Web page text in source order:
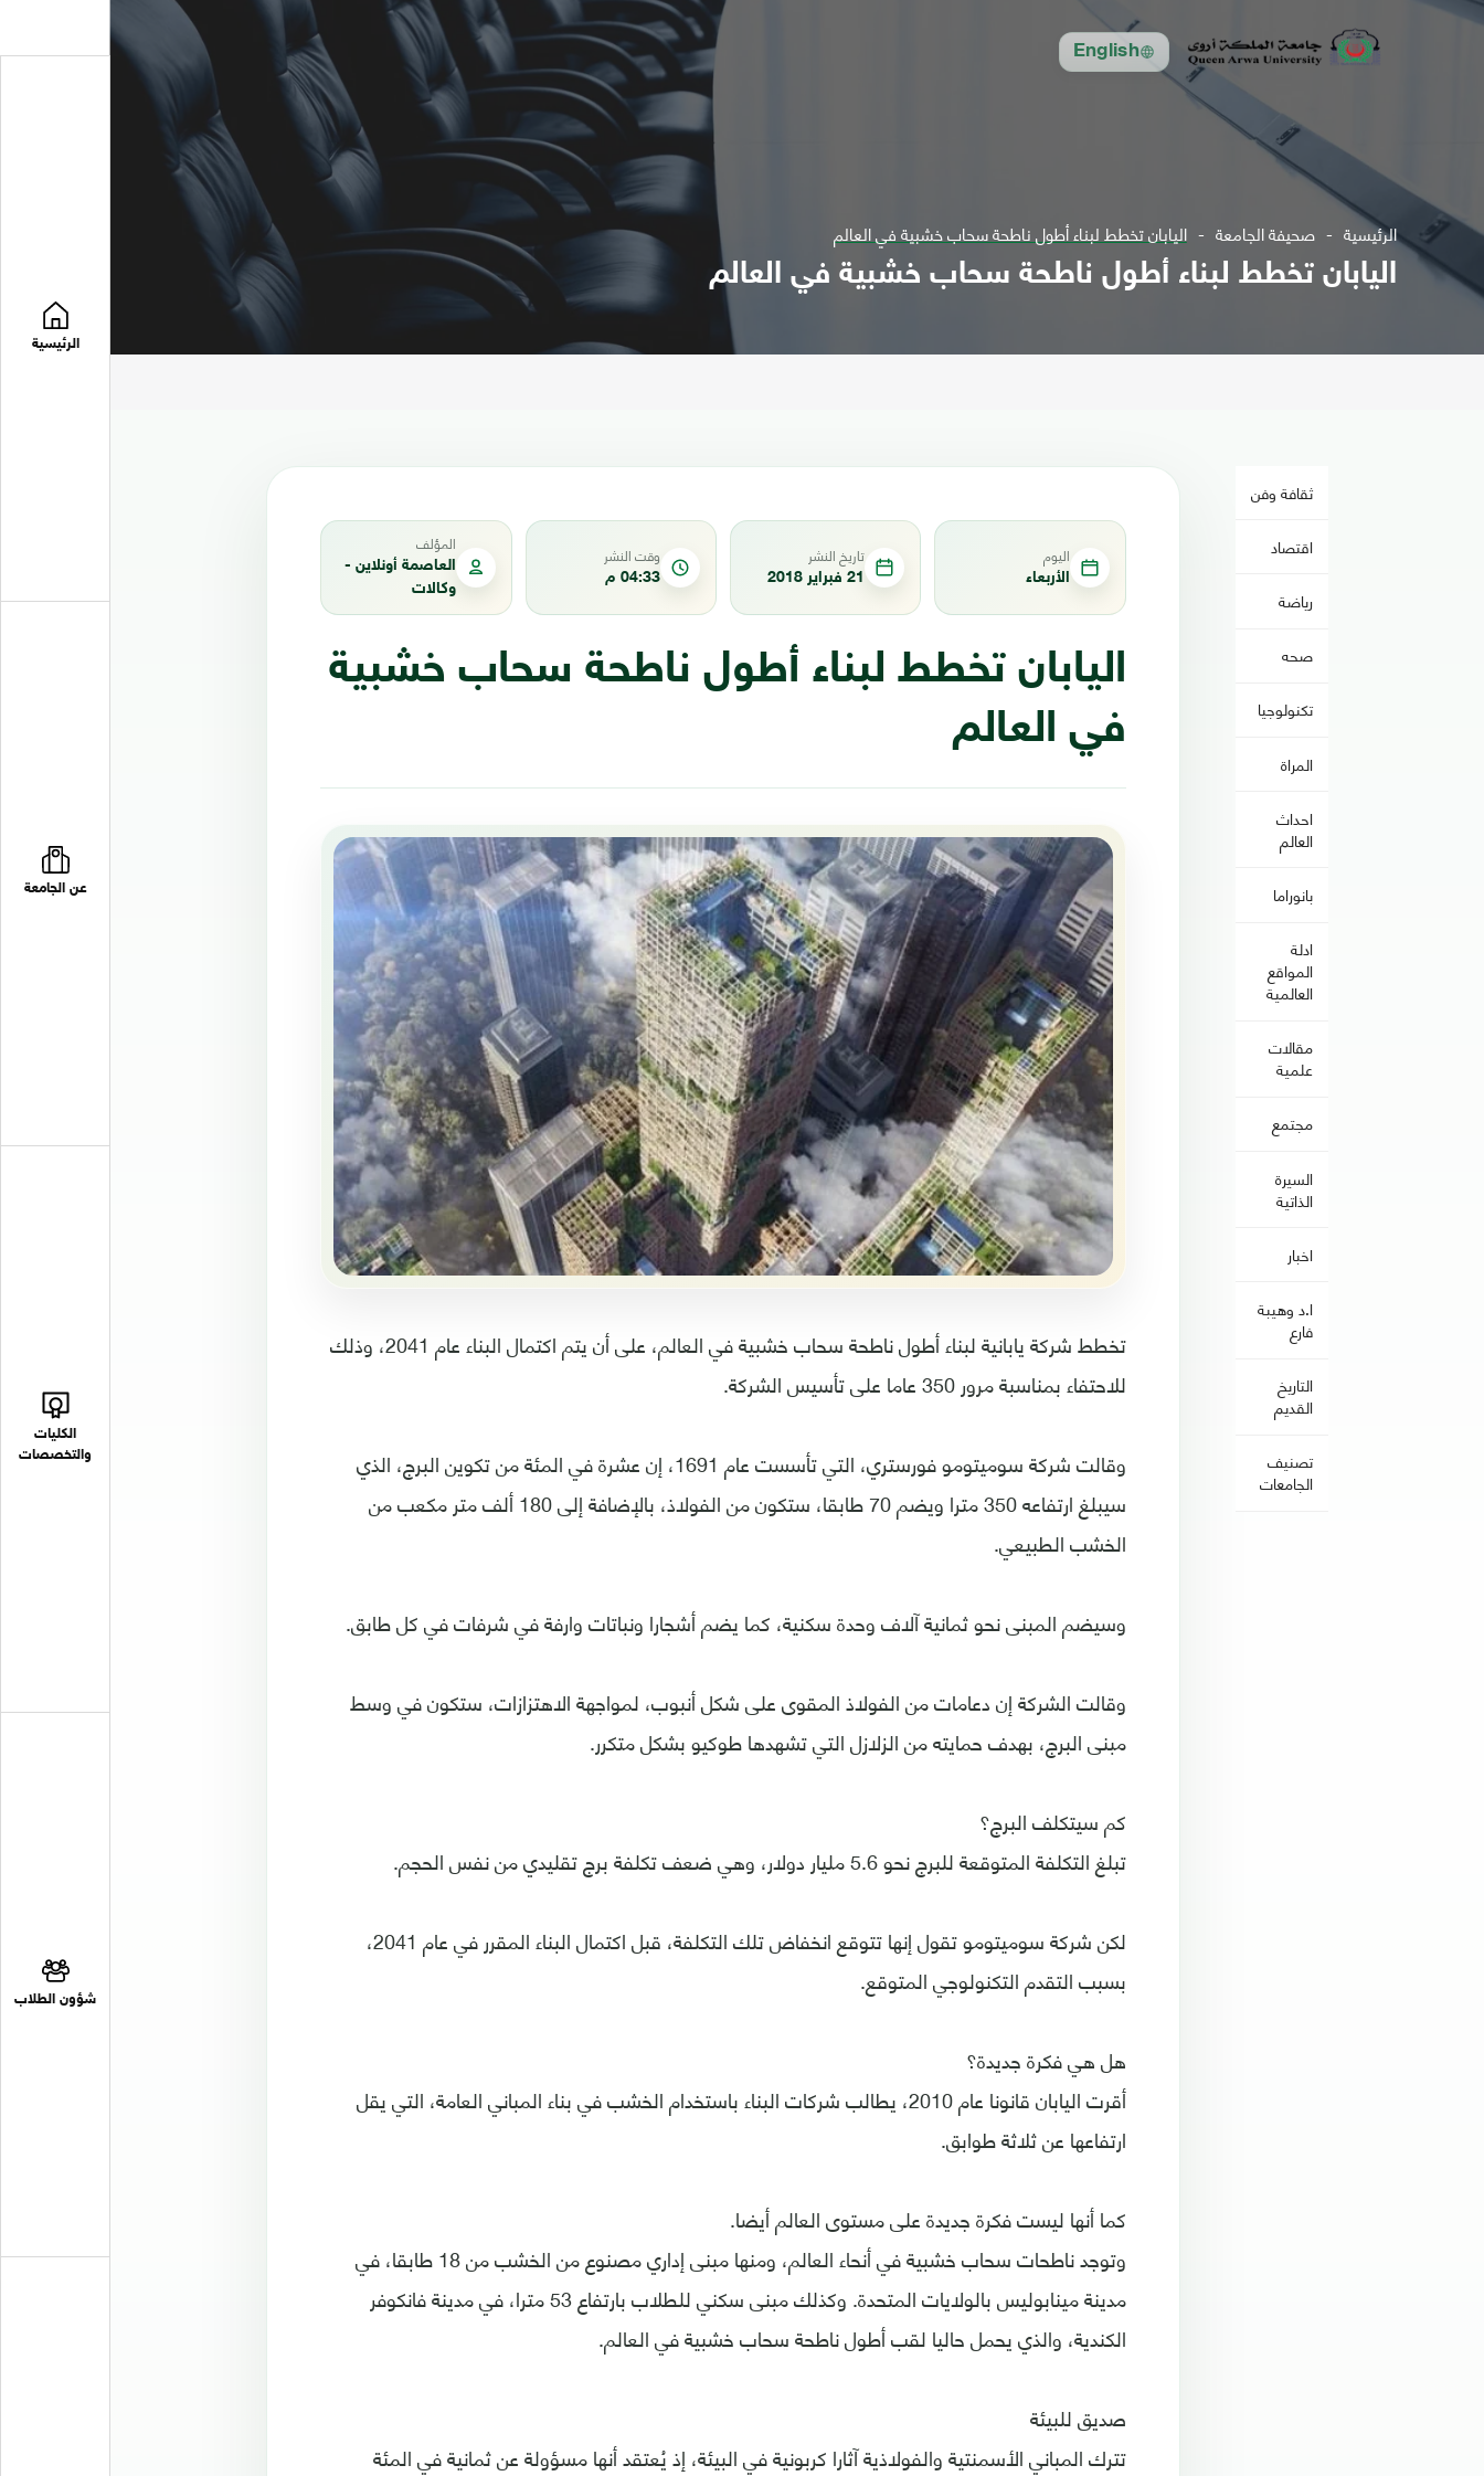
English
الرئيسية
عن الجامعة
الكليات
والتخصصات
شؤون الطلاب
الرئيسية صحيفة الجامعة اليابان تخطط لبناء أطول ناطحة سحاب خشبية في العالم
اليابان تخطط لبناء أطول ناطحة سحاب خشبية في العالم
ثقافة وفن
اقتصاد
رياضة
صحه
تكنولوجيا
المراة
احداث
العالم
بانوراما
ادلة
المواقع
العالمية
مقالات
علمية
مجتمع
السيرة
الذاتية
اخبار
ا.د وهيبة
فارع
التاريخ
القديم
تصنيف
الجامعات
اليوم
الأربعاء
تاريخ النشر
21 فبراير 2018
وقت النشر
04:33 م
المؤلف
العاصمة أونلاين -
وكالات
اليابان تخطط لبناء أطول ناطحة سحاب خشبية
في العالم
تخطط شركة يابانية لبناء أطول ناطحة سحاب خشبية في العالم، على أن يتم اكتمال البناء عام 2041، وذلك
للاحتفاء بمناسبة مرور 350 عاما على تأسيس الشركة.
وقالت شركة سوميتومو فورستري، التي تأسست عام 1691، إن عشرة في المئة من تكوين البرج، الذي
سيبلغ ارتفاعه 350 مترا ويضم 70 طابقا، ستكون من الفولاذ، بالإضافة إلى 180 ألف متر مكعب من
الخشب الطبيعي.
وسيضم المبنى نحو ثمانية آلاف وحدة سكنية، كما يضم أشجارا ونباتات وارفة في شرفات في كل طابق.
وقالت الشركة إن دعامات من الفولاذ المقوى على شكل أنبوب، لمواجهة الاهتزازات، ستكون في وسط
مبنى البرج، بهدف حمايته من الزلازل التي تشهدها طوكيو بشكل متكرر.
كم سيتكلف البرج؟
تبلغ التكلفة المتوقعة للبرج نحو 5.6 مليار دولار، وهي ضعف تكلفة برج تقليدي من نفس الحجم.
لكن شركة سوميتومو تقول إنها تتوقع انخفاض تلك التكلفة، قبل اكتمال البناء المقرر في عام 2041،
بسبب التقدم التكنولوجي المتوقع.
هل هي فكرة جديدة؟
أقرت اليابان قانونا عام 2010، يطالب شركات البناء باستخدام الخشب في بناء المباني العامة، التي يقل
ارتفاعها عن ثلاثة طوابق.
كما أنها ليست فكرة جديدة على مستوى العالم أيضا.
وتوجد ناطحات سحاب خشبية في أنحاء العالم، ومنها مبنى إداري مصنوع من الخشب من 18 طابقا، في
مدينة مينابوليس بالولايات المتحدة. وكذلك مبنى سكني للطلاب بارتفاع 53 مترا، في مدينة فانكوفر
الكندية، والذي يحمل حاليا لقب أطول ناطحة سحاب خشبية في العالم.
صديق للبيئة
تترك المباني الأسمنتية والفولاذية آثارا كربونية في البيئة، إذ يُعتقد أنها مسؤولة عن ثمانية في المئة